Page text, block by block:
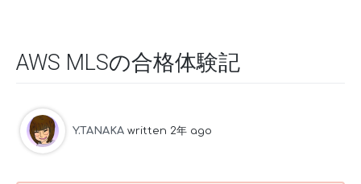
AWS MLSの合格体験記
Y.TANAKA written 2年 ago